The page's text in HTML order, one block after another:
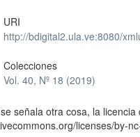
URI
http://bdigital2.ula.ve:8080/
Colecciones
Vol. 40, Nº 18 (2019)
señala otra cosa, la
licenses/by-